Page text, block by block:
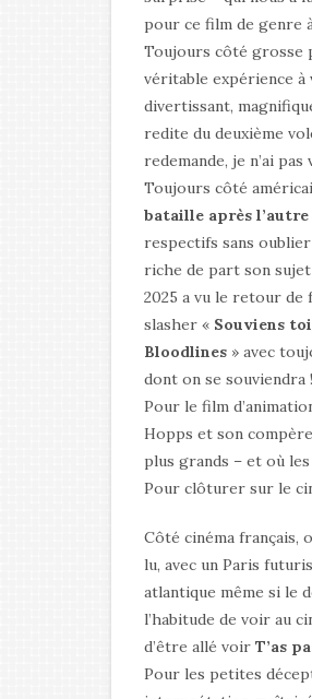
pour ce film de genre
Toujours côté grosse
véritable expérience à
divertissant,
redite du deuxième
redemande, je n’ai
Toujours côté
bataille après l’autre
respectifs sans
riche de part son
2025 a vu le retour de
slasher « Souviens
Bloodlines » avec
dont on se souviendra !
Pour le film
Hopps et son
plus grands – et où
Pour clôturer sur le
Côté cinéma français,
lu, avec un Paris
atlantique même si le
l’habitude de voir au
d’être allé voir T’as
Pour les petites